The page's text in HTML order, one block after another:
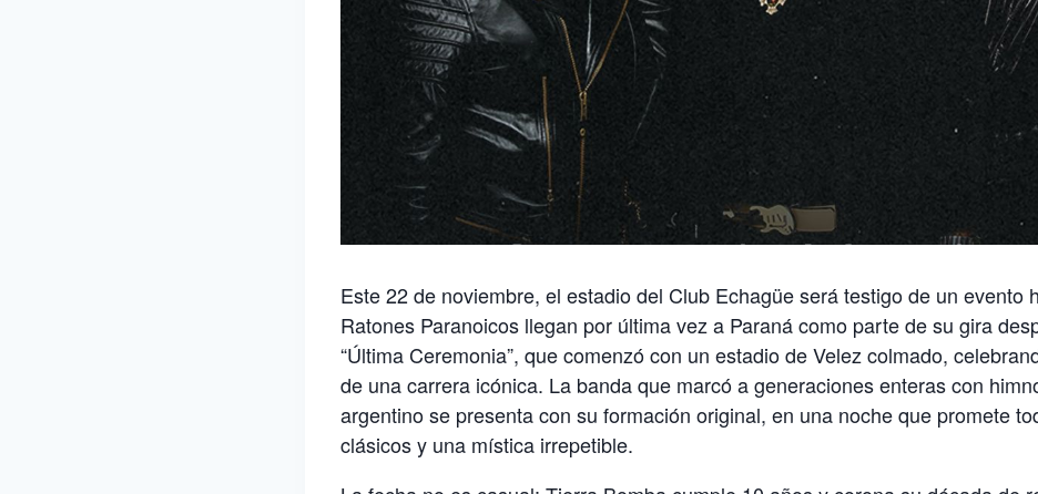
Este 22 de noviembre, el estadio del Club Echagüe será testigo de un evento
Ratones Paranoicos llegan por última vez a Paraná como parte de su gira
“Última Ceremonia”, que comenzó con un estadio de Velez colmado,
de una carrera icónica. La banda que marcó a generaciones enteras con
argentino se presenta con su formación original, en una noche que promete
clásicos y una mística irrepetible.